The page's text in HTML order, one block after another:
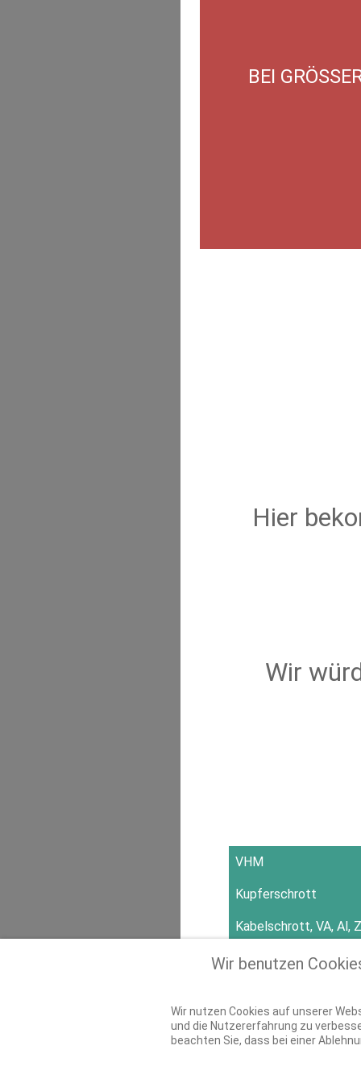
BEI
Hier
Wir
VHM
Kupferschrott
Kabelschrott, VA, Al,
Wir benutzen
Wir nutzen Cookies auf unserer
und die Nutzererfahrung zu
beachten Sie, dass bei einer